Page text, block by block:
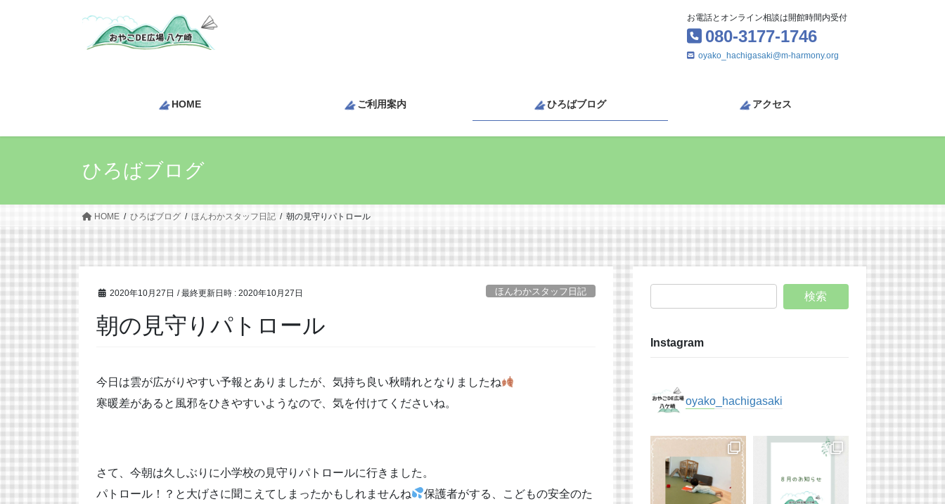
お電話とオンライン相談は開館時間内受付
080-3177-1746
oyako_hachigasaki@m-harmony.org
HOME ご利用案内 ひろばブログ アクセス
ひろばブログ
HOME ひろばブログ ほんわかスタッフ日記 朝の見守りパトロール
2020年10月27日 / 最終更新日時 : 2020年10月27日 ほんわかスタッフ日記
朝の見守りパトロール
今日は雲が広がりやすい予報とありましたが、気持ち良い秋晴れとなりましたね
寒暖差があると風邪をひきやすいようなので、気を付けてくださいね。
さて、今朝は久しぶりに小学校の見守りパトロールに行きました。
パトロール！？と大げさに聞こえてしまったかもしれませんね
保護者がする、こどもの安全のた
Instagram
oyako_hachigasaki